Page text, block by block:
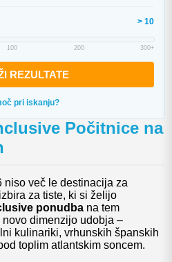
> 10
100 200 300+
REZULTATE
pri iskanju?
Počitnice na
niso več le destinacija za
za tiste, ki si želijo
ponudba na tem
dimenzijo udobja –
kulinariki, vrhunskih španskih
toplim atlantskim soncem.